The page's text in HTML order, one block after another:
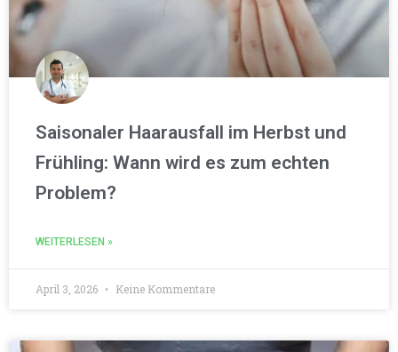
Saisonaler Haarausfall im Herbst und
Frühling: Wann wird es zum echten
Problem?
WEITERLESEN »
April 3, 2026 Keine Kommentare